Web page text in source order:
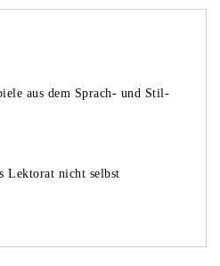
aus dem Sprach- und Stil-
Lektorat nicht selbst